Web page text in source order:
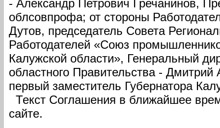
- Александр Петрович Гречанинов,
облсовпрофа; от стороны
Дутов, председатель Совета
Работодателей «Союз
Калужской области», Генеральный
областного Правительства -
первый заместитель Губернатора
Текст Соглашения в ближайшее
сайте.